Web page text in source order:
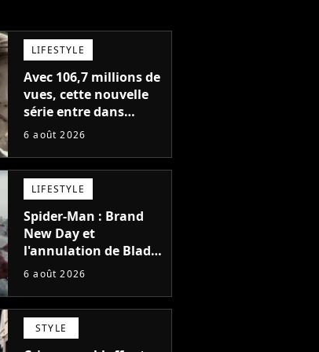
LIFESTYLE
Avec 106,7 millions de
vues, cette nouvelle
série entre dans
l'histoire de Netflix en
6 août 2026
LIFESTYLE
Spider-Man : Brand
New Day et
l'annulation de Blade
montrent que Marvel
faire quoi que ce soit
de simple
6 août 2026
STYLE